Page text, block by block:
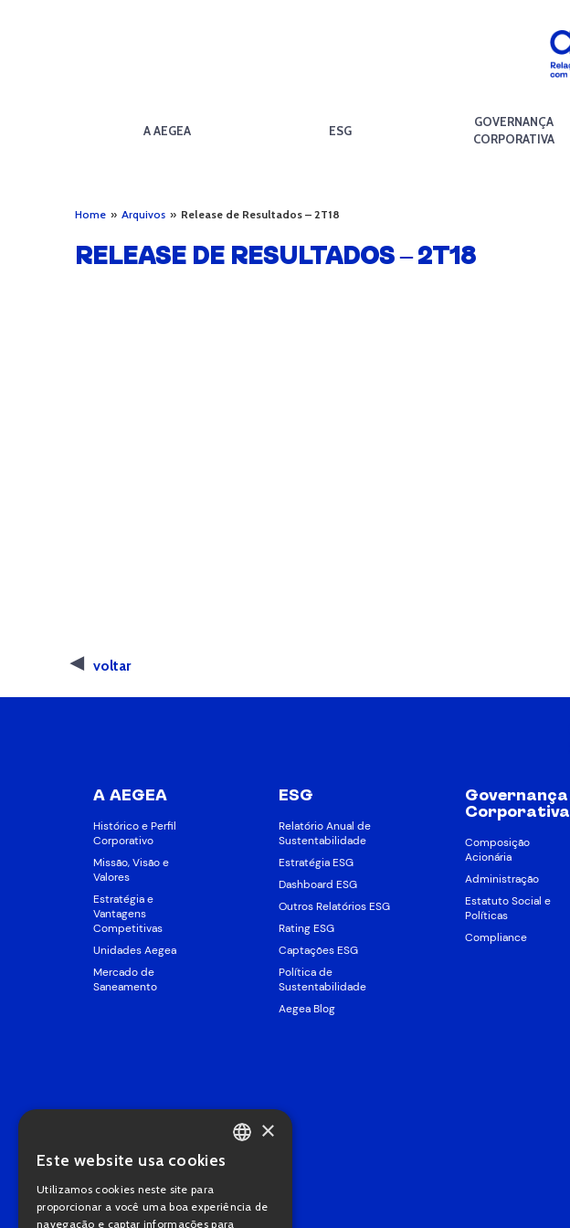
A AEGEA ESG
GOVERNANÇA
CORPORATIVA
Home » Arquivos » Release de Resultados – 2T18
RELEASE DE RESULTADOS – 2T18
voltar
A AEGEA
Histórico e Perfil
Corporativo
Missão, Visão e
Valores
Estratégia e
Vantagens
Competitivas
Unidades Aegea
Mercado de
Saneamento
ESG
Relatório Anual de
Sustentabilidade
Estratégia ESG
Dashboard ESG
Outros Relatórios ESG
Rating ESG
Captações ESG
Política de
Sustentabilidade
Aegea Blog
Governança
Corporativa
Composição
Acionária
Administração
Estatuto Social e
Políticas
Compliance
PORTUGUESE
×
Este website usa cookies
Utilizamos cookies neste site para
proporcionar a você uma boa experiência de
navegação e captar informações para